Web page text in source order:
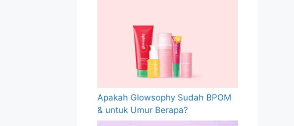
Apakah Glowsophy Sudah BPOM
& untuk Umur Berapa?